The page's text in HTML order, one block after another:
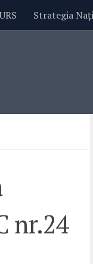
Strategia
nr.24